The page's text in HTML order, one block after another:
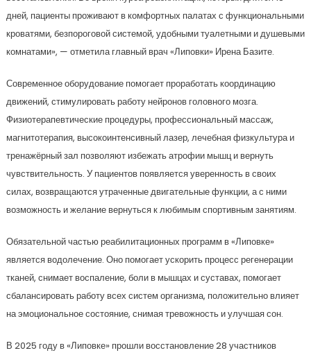
дней, пациенты проживают в комфортных палатах с функциональными
кроватями, безпороговой системой, удобными туалетными и душевыми
комнатами», — отметила главный врач «Липовки» Ирена Базите.
Современное оборудование помогает проработать координацию
движений, стимулировать работу нейронов головного мозга.
Физиотерапевтические процедуры, профессиональный массаж,
магнитотерапия, высокоинтенсивный лазер, лечебная физкультура и
тренажёрный зал позволяют избежать атрофии мышц и вернуть
чувствительность. У пациентов появляется уверенность в своих
силах, возвращаются утраченные двигательные функции, а с ними
возможность и желание вернуться к любимым спортивным занятиям.
Обязательной частью реабилитационных программ в «Липовке»
является водолечение. Оно помогает ускорить процесс регенерации
тканей, снимает воспаление, боли в мышцах и суставах, помогает
сбалансировать работу всех систем организма, положительно влияет
на эмоциональное состояние, снимая тревожность и улучшая сон.
В 2025 году в «Липовке» прошли восстановление 28 участников